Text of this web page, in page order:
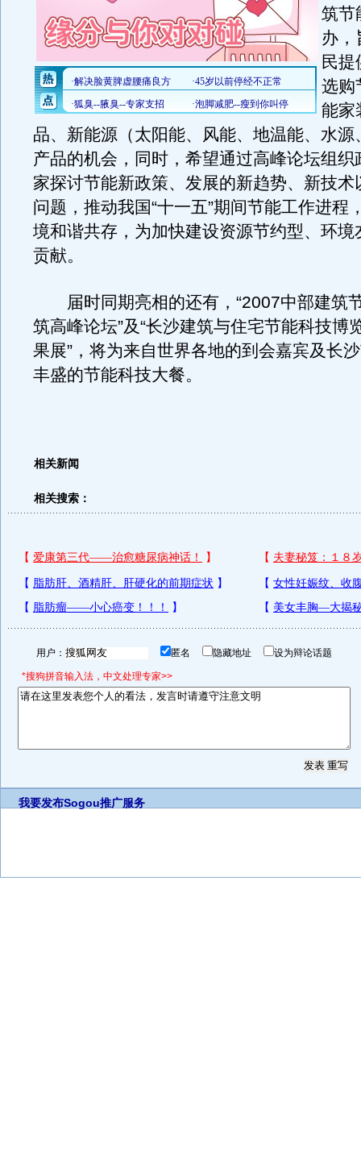
筑节
办，
民提
选购
能家
品、新能源（太阳能、风能、地温能、水源
产品的机会，同时，希望通过高峰论坛组织
家探讨节能新政策、发展的新趋势、新技术
问题，推动我国“十一五”期间节能工作进程
境和谐共存，为加快建设资源节约型、环境
贡献。
届时同期亮相的还有，“2007中部建筑
筑高峰论坛”及“长沙建筑与住宅节能科技博
果展”，将为来自世界各地的到会嘉宾及长
丰盛的节能科技大餐。
相关新闻
相关搜索：
用户： 匿名 隐藏地址 设为辩论话题
*搜狗拼音输入法，中文处理专家>>
我要发布Sogou推广服务